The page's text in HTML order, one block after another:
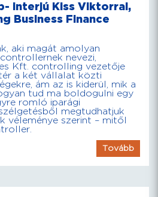
interjú Kiss Viktorral,
Business Finance
aki magát amolyan
nevezi,
Kft. controlling vezetője
a két vállalat közti
ám az is kiderül, mik a
tud ma boldogulni egy
romló iparági
megtudhatjuk
véleménye szerint – mitől
Tovább